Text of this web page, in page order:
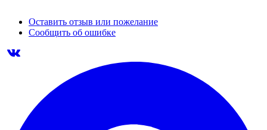
Оставить отзыв или пожелание
Сообщить об ошибке